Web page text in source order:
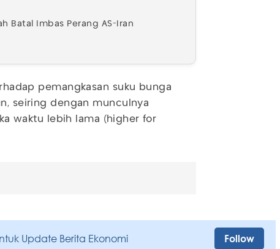
Batal Imbas Perang AS-Iran
pemangkasan suku bunga
seiring dengan munculnya
waktu lebih lama (higher for
Update Berita Ekonomi Follow